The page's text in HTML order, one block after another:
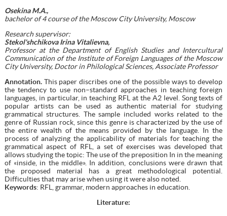
Osekina M.A.,
bachelor of 4 course of the Moscow City University, Moscow
Research supervisor:
Stekol'shchikova Irina Vitalievna,
Professor at the Department of English Studies and Intercultural
Communication of the Institute of Foreign Languages of the Moscow
City University, Doctor in Philological Sciences, Associate Professor
Аnnotation.This paper discribes one of the possible ways to develop
the tendency to use non–standard approaches in teaching foreign
languages, in particular, in teaching RFL at the A2 level. Song texts of
popular artists can be used as authentic material for studying
grammatical structures. The sample included works related to the
genre of Russian rock, since this genre is characterized by the use of
the entire wealth of the means provided by the language. In the
process of analyzing the applicability of materials for teaching the
grammatical aspect of RFL, a set of exercises was developed that
allows studying the topic: The use of the preposition In in the meaning
of «inside, in the middle». In addition, conclusions were drawn that
the proposed material has a great methodological potential.
Difficulties that may arise when using it were also noted.
Keywords: RFL, grammar, modern approaches in education.
Literature: